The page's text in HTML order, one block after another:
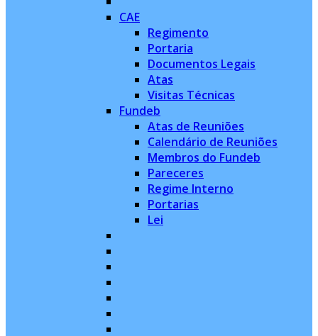
CAE
Regimento
Portaria
Documentos Legais
Atas
Visitas Técnicas
Fundeb
Atas de Reuniões
Calendário de Reuniões
Membros do Fundeb
Pareceres
Regime Interno
Portarias
Lei